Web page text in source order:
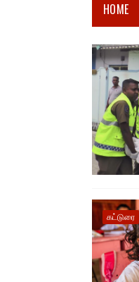
HOME
கட்டுரை